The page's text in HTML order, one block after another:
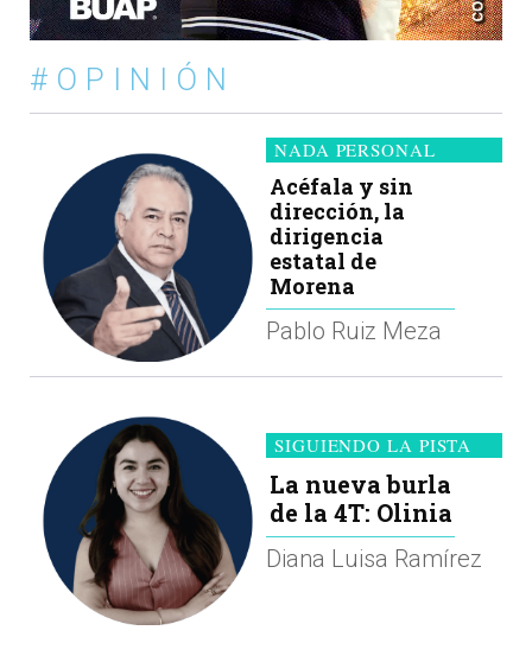
#OPINIÓN
NADA PERSONAL
Acéfala y sin
dirección, la
dirigencia
estatal de
Morena
Pablo Ruiz Meza
SIGUIENDO LA PISTA
La nueva burla
de la 4T: Olinia
Diana Luisa Ramírez